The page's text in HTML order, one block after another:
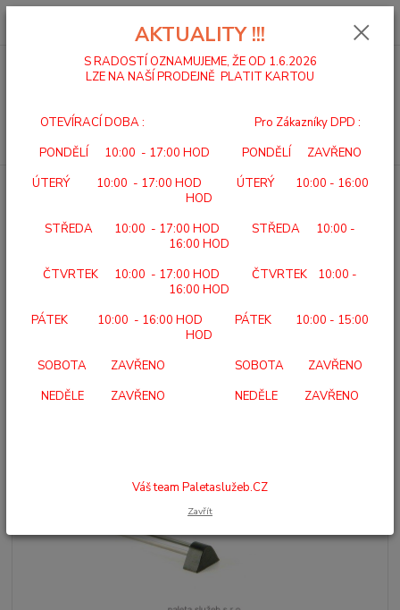
0,00 Kč
Úvod DOMÁCÍ A ÚSTAVNÍ PÉČE PEDÁLOVÁ POMŮCKA 350
PEDÁLOVÁ POMŮCKA 350
AKTUALITY !!!
S RADOSTÍ OZNAMUJEME, ŽE OD 1.6.2026
LZE NA NAŠÍ PRODEJNĚ PLATIT KARTOU
OTEVÍRACÍ DOBA : Pro Zákazníky DPD :
PONDĚLÍ 10:00 - 17:00 HOD PONDĚLÍ ZAVŘENO
ÚTERÝ 10:00 - 17:00 HOD ÚTERÝ 10:00 - 16:00
HOD
STŘEDA 10:00 - 17:00 HOD STŘEDA 10:00 -
16:00 HOD
ČTVRTEK 10:00 - 17:00 HOD ČTVRTEK 10:00 -
16:00 HOD
PÁTEK 10:00 - 16:00 HOD PÁTEK 10:00 - 15:00
HOD
SOBOTA ZAVŘENO SOBOTA ZAVŘENO
NEDĚLE ZAVŘENO NEDĚLE ZAVŘENO
Váš team Paletaslužeb.CZ
Zavřít